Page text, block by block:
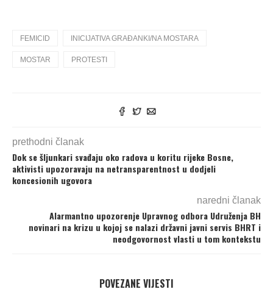
FEMICID INICIJATIVA GRAĐANKI/NA MOSTARA
MOSTAR PROTESTI
prethodni članak
Dok se šljunkari svađaju oko radova u koritu rijeke Bosne,
aktivisti upozoravaju na netransparentnost u dodjeli
koncesionih ugovora
naredni članak
Alarmantno upozorenje Upravnog odbora Udruženja BH
novinari na krizu u kojoj se nalazi državni javni servis BHRT i
neodgovornost vlasti u tom kontekstu
POVEZANE VIJESTI